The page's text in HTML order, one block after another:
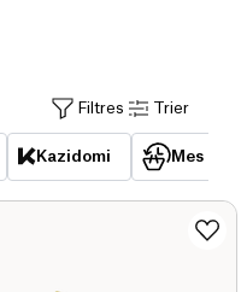
Filtres Trier
Kazidomi Mes